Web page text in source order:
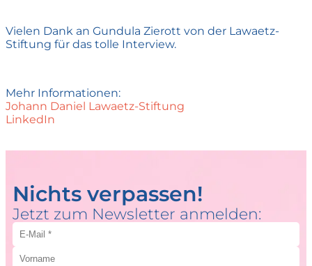
Vielen Dank an Gundula Zierott von der Lawaetz-
Stiftung für das tolle Interview.
Mehr Informationen:
Johann Daniel Lawaetz-Stiftung
LinkedIn
Nichts verpassen!
Jetzt zum Newsletter anmelden: